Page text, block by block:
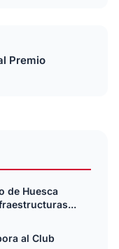
Premio
de Huesca
al Club